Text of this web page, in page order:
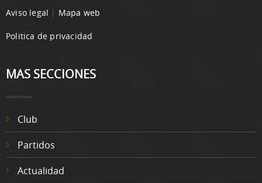
Aviso legal | Mapa web
Politica de privacidad
MAS SECCIONES
Club
Partidos
Actualidad